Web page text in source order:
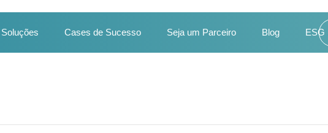
Soluções Cases de Sucesso Seja um Parceiro Blog ESG